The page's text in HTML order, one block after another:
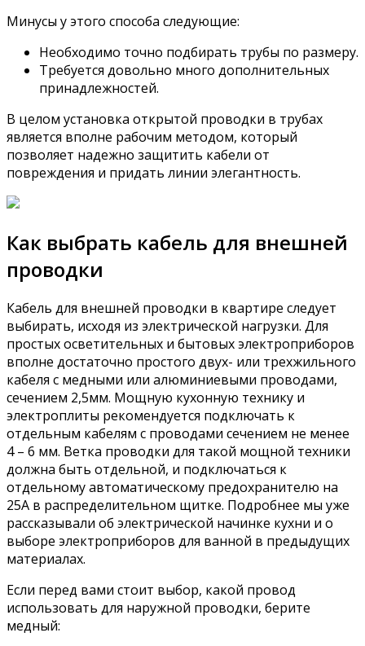
Минусы у этого способа следующие:
Необходимо точно подбирать трубы по размеру.
Требуется довольно много дополнительных
принадлежностей.
В целом установка открытой проводки в трубах
является вполне рабочим методом, который
позволяет надежно защитить кабели от
повреждения и придать линии элегантность.
Как выбрать кабель для внешней
проводки
Кабель для внешней проводки в квартире следует
выбирать, исходя из электрической нагрузки. Для
простых осветительных и бытовых электроприборов
вполне достаточно простого двух- или трехжильного
кабеля с медными или алюминиевыми проводами,
сечением 2,5мм. Мощную кухонную технику и
электроплиты рекомендуется подключать к
отдельным кабелям с проводами сечением не менее
4 – 6 мм. Ветка проводки для такой мощной техники
должна быть отдельной, и подключаться к
отдельному автоматическому предохранителю на
25А в распределительном щитке. Подробнее мы уже
рассказывали об электрической начинке кухни и о
выборе электроприборов для ванной в предыдущих
материалах.
Если перед вами стоит выбор, какой провод
использовать для наружной проводки, берите
медный: